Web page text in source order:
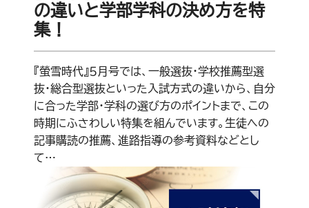
の違いと学部学科の決め方を特
集！
『螢雪時代』５月号では、一般選抜・学校推薦型選
抜・総合型選抜といった入試方式の違いから、自分
に合った学部・学科の選び方のポイントまで、この
時期にふさわしい特集を組んでいます。生徒への
記事購読の推薦、進路指導の参考資料などとし
て…